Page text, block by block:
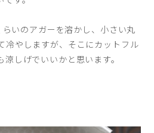
いのアガーを溶かし、小さい丸
冷やしますが、そこにカットフル
しげでいいかと思います。